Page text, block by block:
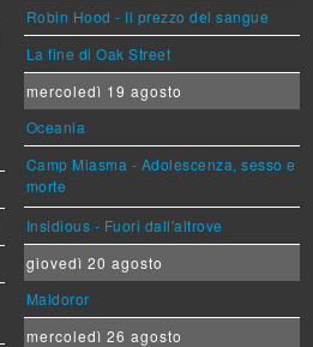
Robin Hood - Il prezzo del sangue
La fine di Oak Street
mercoledì 19 agosto
Oceania
Camp Miasma - Adolescenza, sesso e
morte
Insidious - Fuori dall'altrove
giovedì 20 agosto
Maldoror
mercoledì 26 agosto